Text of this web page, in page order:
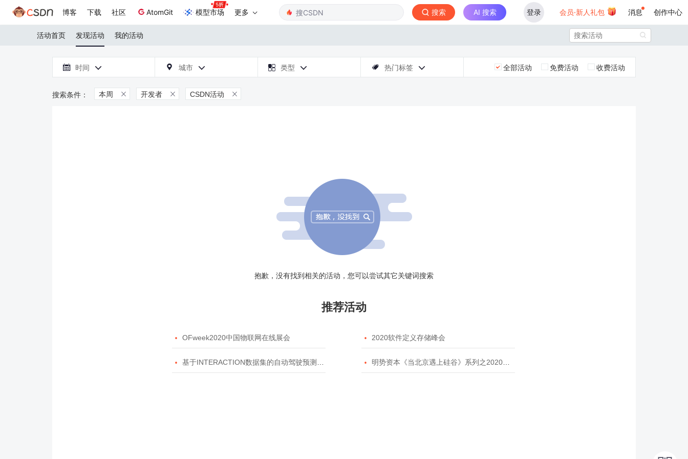
博客 下载 社区 AtomGit 模型市场 更多 搜索 AI 搜索 登录 会员·新人礼包 消息 创作中心
活动首页 发现活动 我的活动 
 时间   城市   类型   热门标签  全部活动 免费活动 收费活动
本周  开发者  CSDN活动 
抱歉，没有找到相关的活动，您可以尝试其它关键词搜索
推荐活动
 OFweek2020中国物联网在线展会  2020软件定义存储峰会
 基于INTERACTION数据集的自动驾驶预测模型挑战赛  明势资本《当北京遇上硅谷》系列之2020年度开源峰会